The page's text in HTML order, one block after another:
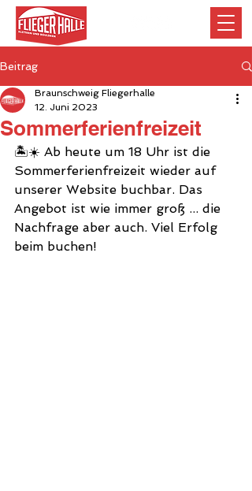
Beitrag
Sommerferienfreizeit
Braunschweig Fliegerhalle
12. Juni 2023
🏝☀️ Ab heute um 18 Uhr ist die
Sommerferienfreizeit wieder auf
unserer Website buchbar. Das
Angebot ist wie immer groß ... die
Nachfrage aber auch. Viel Erfolg
beim buchen!